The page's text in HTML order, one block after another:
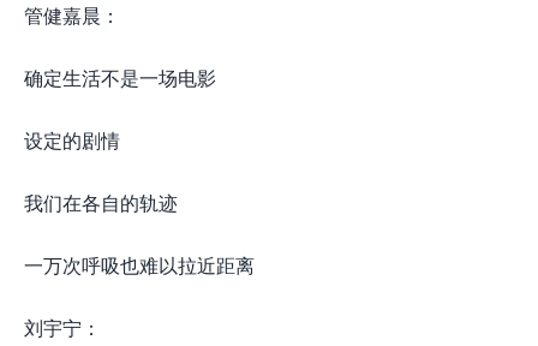
管健嘉晨：
确定生活不是一场电影
设定的剧情
我们在各自的轨迹
一万次呼吸也难以拉近距离
刘宇宁：